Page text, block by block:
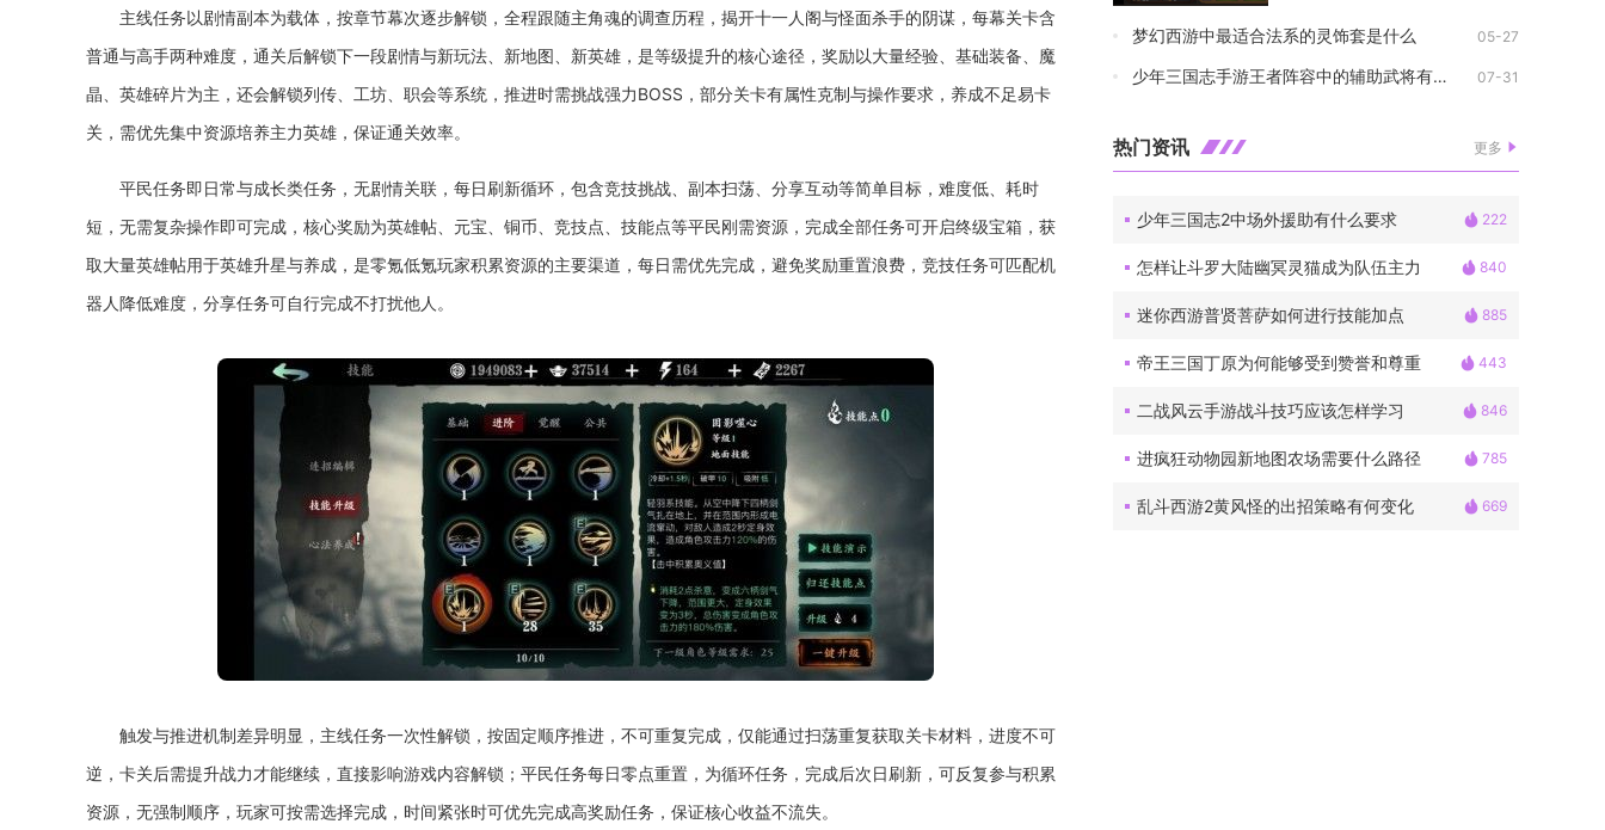
主线任务以剧情副本为载体，按章节幕次逐步解锁，全程跟随主角魂的调查历程，揭开十一人阁与怪面杀手的阴谋，每幕关卡含
普通与高手两种难度，通关后解锁下一段剧情与新玩法、新地图、新英雄，是等级提升的核心途径，奖励以大量经验、基础装备、魔
晶、英雄碎片为主，还会解锁列传、工坊、职会等系统，推进时需挑战强力BOSS，部分关卡有属性克制与操作要求，养成不足易卡
关，需优先集中资源培养主力英雄，保证通关效率。
平民任务即日常与成长类任务，无剧情关联，每日刷新循环，包含竞技挑战、副本扫荡、分享互动等简单目标，难度低、耗时
短，无需复杂操作即可完成，核心奖励为英雄帖、元宝、铜币、竞技点、技能点等平民刚需资源，完成全部任务可开启终级宝箱，获
取大量英雄帖用于英雄升星与养成，是零氪低氪玩家积累资源的主要渠道，每日需优先完成，避免奖励重置浪费，竞技任务可匹配机
器人降低难度，分享任务可自行完成不打扰他人。
触发与推进机制差异明显，主线任务一次性解锁，按固定顺序推进，不可重复完成，仅能通过扫荡重复获取关卡材料，进度不可
逆，卡关后需提升战力才能继续，直接影响游戏内容解锁；平民任务每日零点重置，为循环任务，完成后次日刷新，可反复参与积累
资源，无强制顺序，玩家可按需选择完成，时间紧张时可优先完成高奖励任务，保证核心收益不流失。
梦幻西游中最适合法系的灵饰套是什么 05-27
少年三国志手游王者阵容中的辅助武将有什么作用 07-31
热门资讯 更多
少年三国志2中场外援助有什么要求 222
怎样让斗罗大陆幽冥灵猫成为队伍主力 840
迷你西游普贤菩萨如何进行技能加点 885
帝王三国丁原为何能够受到赞誉和尊重 443
二战风云手游战斗技巧应该怎样学习 846
进疯狂动物园新地图农场需要什么路径 785
乱斗西游2黄风怪的出招策略有何变化 669